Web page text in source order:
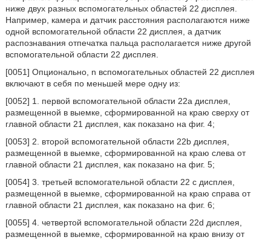
ниже двух разных вспомогательных областей 22 дисплея.
Например, камера и датчик расстояния располагаются ниже
одной вспомогательной области 22 дисплея, а датчик
распознавания отпечатка пальца располагается ниже другой
вспомогательной области 22 дисплея.
[0051] Опционально, n вспомогательных областей 22 дисплея
включают в себя по меньшей мере одну из:
[0052] 1. первой вспомогательной области 22а дисплея,
размещенной в выемке, сформированной на краю сверху от
главной области 21 дисплея, как показано на фиг. 4;
[0053] 2. второй вспомогательной области 22b дисплея,
размещенной в выемке, сформированной на краю слева от
главной области 21 дисплея, как показано на фиг. 5;
[0054] 3. третьей вспомогательной области 22 с дисплея,
размещенной в выемке, сформированной на краю справа от
главной области 21 дисплея, как показано на фиг. 6;
[0055] 4. четвертой вспомогательной области 22d дисплея,
размещенной в выемке, сформированной на краю внизу от